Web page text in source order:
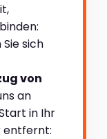
sich
von
an
in Ihr
entfernt: